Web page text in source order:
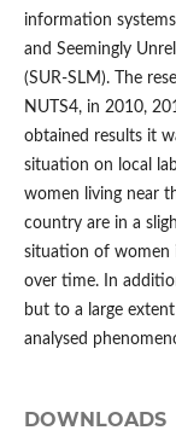
information
and Seemingly
(SUR‑SLM). The
NUTS4, in 2010,
obtained results it
situation on local
women living near
country are in a
situation of women
over time. In
but to a large
analysed
DOWNLOADS